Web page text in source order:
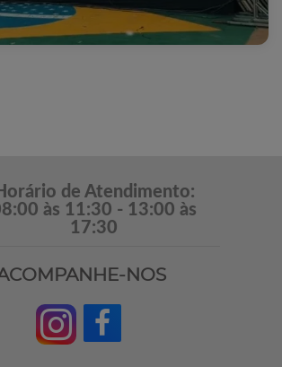
de Atendimento:
às 11:30 - 13:00 às
17:30
NOS